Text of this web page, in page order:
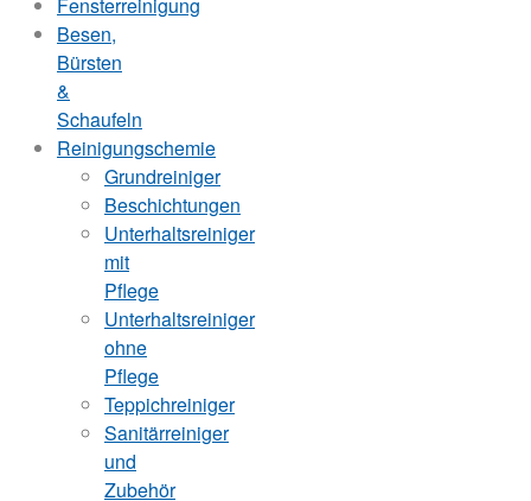
Besen,
Bürsten
&
Schaufeln
Reinigungschemie
Grundreiniger
Beschichtungen
Unterhaltsreiniger
mit
Pflege
Unterhaltsreiniger
ohne
Pflege
Teppichreiniger
Sanitärreiniger
und
Zubehör